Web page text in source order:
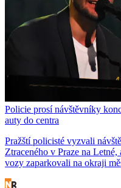
Policie prosí návštěvníky
auty do centra
Pražští policisté vyzvali
Ztraceného v Praze na
vozy zaparkovali na okraji